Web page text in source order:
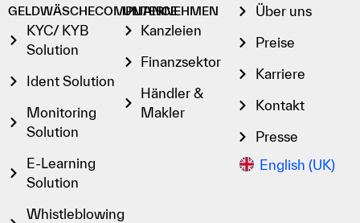
GELDWÄSCHECOMPLIANCE
KYC/ KYB
Solution
Ident Solution
Monitoring
Solution
E-Learning
Solution
Whistleblowing
UNTERNEHMEN
Kanzleien
Finanzsektor
Händler &
Makler
Über uns
Preise
Karriere
Kontakt
Presse
English (UK)